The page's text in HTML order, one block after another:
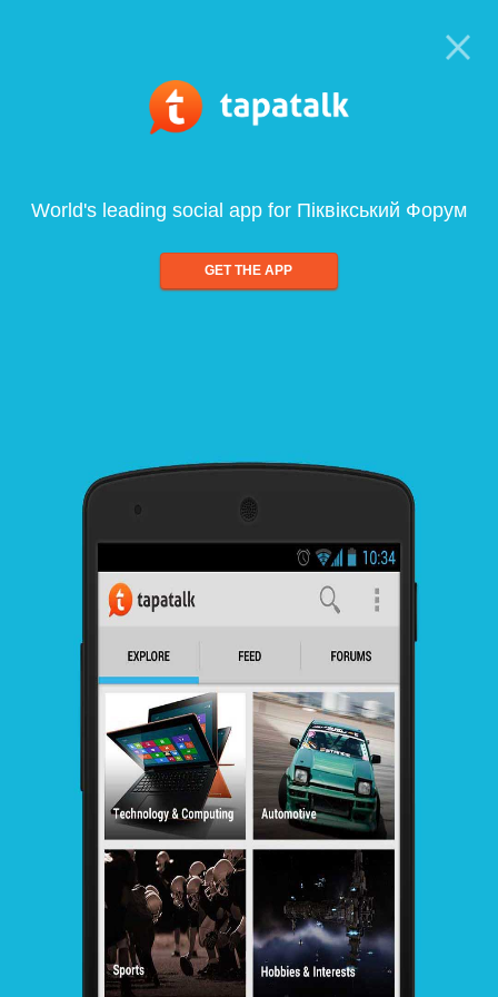
World's leading social app for Піквікський Форум
GET THE APP